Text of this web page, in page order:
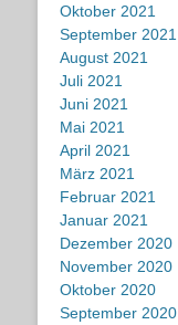
Oktober 2021
September 2021
August 2021
Juli 2021
Juni 2021
Mai 2021
April 2021
März 2021
Februar 2021
Januar 2021
Dezember 2020
November 2020
Oktober 2020
September 2020